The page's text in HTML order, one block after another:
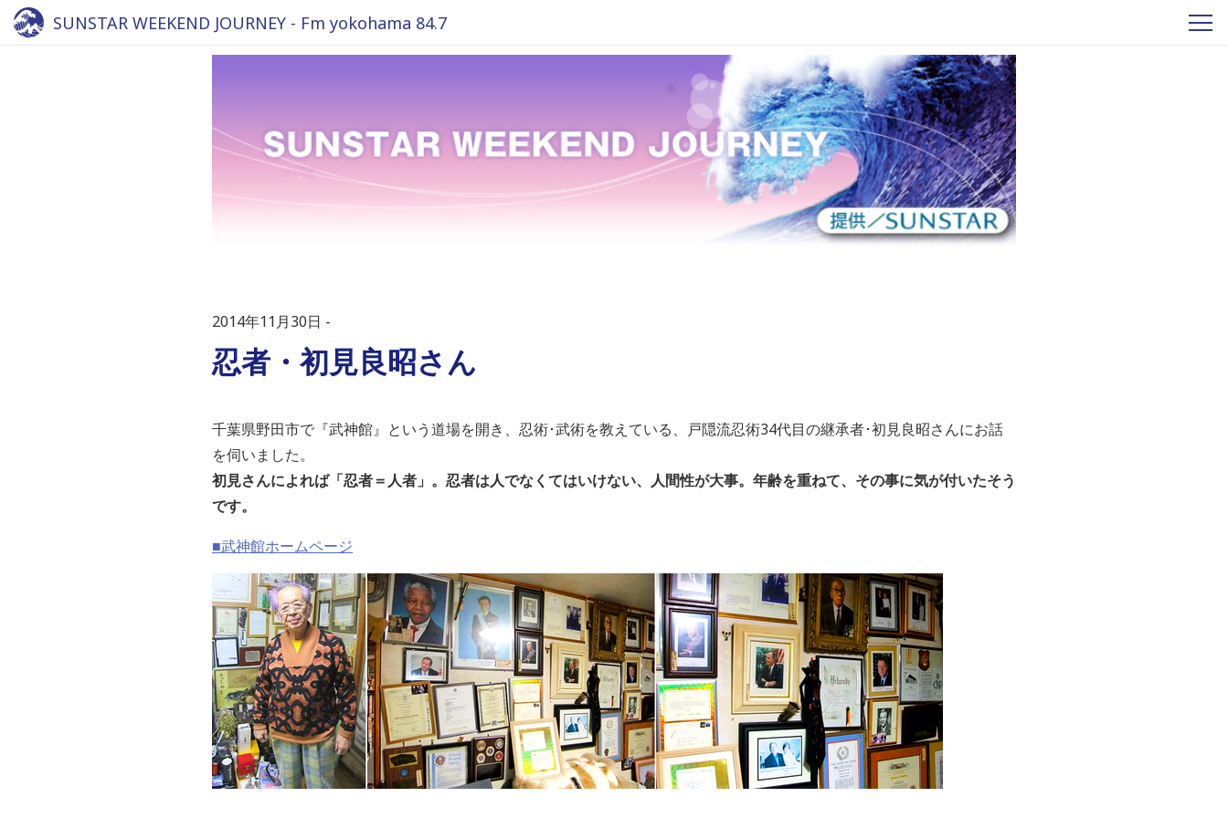
SUNSTAR WEEKEND JOURNEY - Fm yokohama 84.7
2014年11月30日
忍者・初見良昭さん
千葉県野田市で『武神館』という道場を開き、忍術･武術を教えている、戸隠流忍術34代目の継承者･初見良昭さんにお話
を伺いました。
初見さんによれば「忍者＝人者」。忍者は人でなくてはいけない、人間性が大事。年齢を重ねて、その事に気が付いたそう
です。
■武神館ホームページ